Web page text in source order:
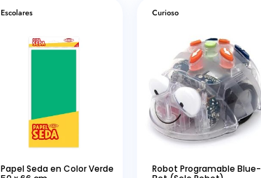
Escolares
Papel Seda en Color Verde
Curioso
Robot Programable Blue-